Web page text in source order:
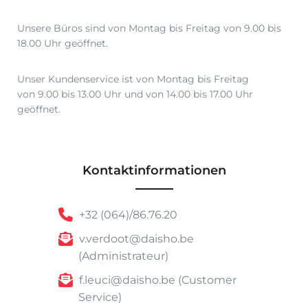
Unsere Büros sind von Montag bis Freitag von 9.00 bis
18.00 Uhr geöffnet.
Unser Kundenservice ist von Montag bis Freitag
von 9.00 bis 13.00 Uhr und von 14.00 bis 17.00 Uhr
geöffnet.
Kontaktinformationen
+32 (064)/86.76.20
v.verdoot@daisho.be
(Administrateur)
f.leuci@daisho.be (Customer
Service)